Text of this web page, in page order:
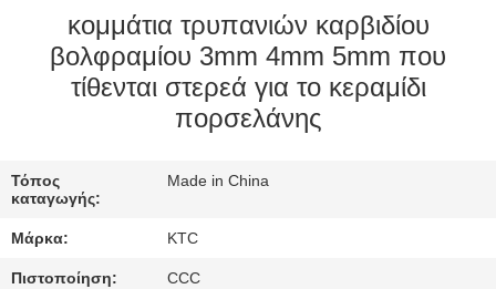
ΠΟΙΟΤΙΚΌΣ
ΈΛΕΓΧΟΣ
ΕΛΆΤΕ
ΣΕ
ΕΠΑΦΉ
κομμάτια τρυπανιών καρβιδίου
βολφραμίου 3mm 4mm 5mm που
τίθενται στερεά για το κεραμίδι
πορσελάνης
Τόπος
καταγωγής:
Made in China
Μάρκα: KTC
Πιστοποίηση: CCC